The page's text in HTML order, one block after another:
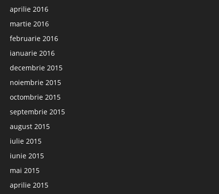
aprilie 2016
martie 2016
februarie 2016
ianuarie 2016
decembrie 2015
noiembrie 2015
octombrie 2015
septembrie 2015
august 2015
iulie 2015
iunie 2015
mai 2015
aprilie 2015